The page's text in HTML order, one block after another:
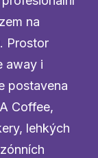
na
Prostor
away i
postavena
Coffee,
lehkých